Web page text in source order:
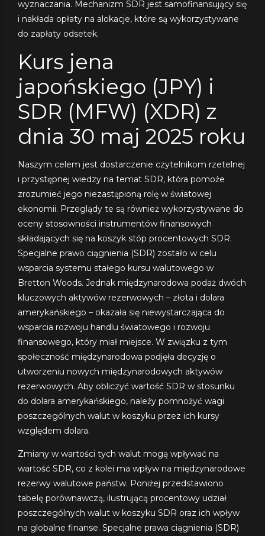
wyznaczania. Mechanizm SDR jest samofinansujący się
i nakłada opłaty na alokacje, które są wykorzystywane
do zapłaty odsetek.
Kurs jena
japońskiego (JPY) i
SDR (MFW) (XDR) z
dnia 30 maj 2025 roku
Naszym celem jest dostarczenie czytelnikom rzetelnej
i przystępnej wiedzy na temat SDR, która pomoże
zrozumieć jego niezastąpioną rolę w światowej
ekonomii. Przeglądy te są również wykorzystywane do
oceny stosowności instrumentów finansowych
składających się na koszyk stóp procentowych SDR.
Specjalne prawo ciągnienia (SDR) zostało w celu
wsparcia systemu stałego kursu walutowego w
Bretton Woods. Jednak międzynarodowa podaż dwóch
kluczowych aktywów rezerwowych – złota i dolara
amerykańskiego – okazała się niewystarczająca do
wsparcia rozwoju handlu światowego i rozwoju
finansowego, który miał miejsce. W związku z tym
społeczność międzynarodowa podjęła decyzję o
utworzeniu nowych międzynarodowych aktywów
rezerwowych. Aby obliczyć wartość SDR w stosunku
do dolara amerykańskiego, należy pomnożyć wagi
poszczególnych walut w koszyku przez ich kursy
względem dolara.
Zmiany w wartości tych walut mogą wpływać na
wartość SDR, co z kolei ma wpływ na międzynarodowe
rezerwy walutowe państw. Poniżej przedstawiono
tabelę porównawczą, ilustrującą procentowy udział
poszczególnych walut w koszyku SDR oraz ich wpływ
na globalne finanse. Specjalne prawa ciągnienia (SDR)